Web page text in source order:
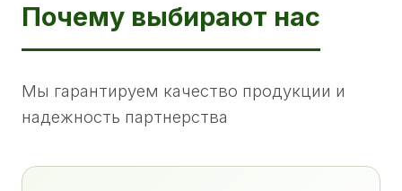
Почему выбирают нас
Мы гарантируем качество продукции и
надежность партнерства